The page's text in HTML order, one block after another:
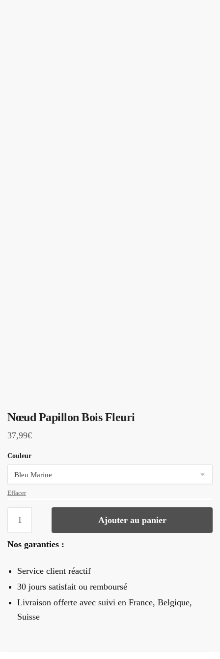
Nœud Papillon Bois Fleuri
37,99€
Couleur
Effacer
Papillon
Fleuri
Ajouter au panier
Nos garanties :
Service client réactif
30 jours satisfait ou remboursé
Livraison offerte avec suivi en France, Belgique,
Suisse